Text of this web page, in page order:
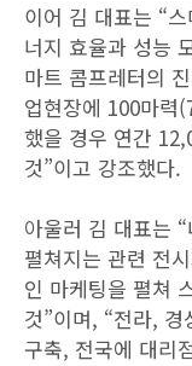
이어 김 대표는 “
너지 효율과 성능
마트 콤프레터의
업현장에 100마력
했을 경우 연간
것”이고 강조했다.
아울러 김 대표는
펼쳐지는 관련 전
인 마케팅을 펼쳐
것”이며, “전라,
구축, 전국에 대리